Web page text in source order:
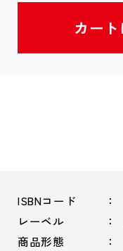
ISBNコード
レーベル
商品形態